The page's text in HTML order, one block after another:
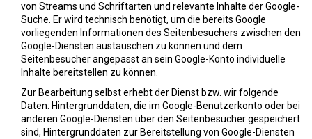
von Streams und Schriftarten und relevante Inhalte der Google-
Suche. Er wird technisch benötigt, um die bereits Google
vorliegenden Informationen des Seitenbesuchers zwischen den
Google-Diensten austauschen zu können und dem
Seitenbesucher angepasst an sein Google-Konto individuelle
Inhalte bereitstellen zu können.
Zur Bearbeitung selbst erhebt der Dienst bzw. wir folgende
Daten: Hintergrunddaten, die im Google-Benutzerkonto oder bei
anderen Google-Diensten über den Seitenbesucher gespeichert
sind, Hintergrunddaten zur Bereitstellung von Google-Diensten